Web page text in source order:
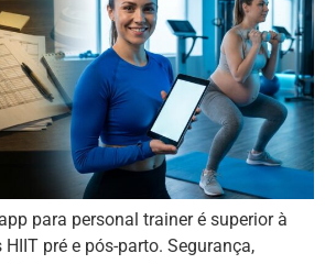
para personal trainer é superior à
pré e pós-parto. Segurança,